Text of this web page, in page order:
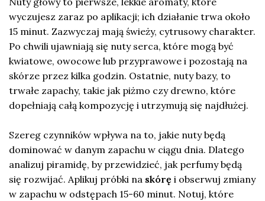
wyczujesz zaraz po aplikacji; ich działanie trwa około
15 minut. Zazwyczaj mają świeży, cytrusowy charakter.
Po chwili ujawniają się nuty serca, które mogą być
kwiatowe, owocowe lub przyprawowe i pozostają na
skórze przez kilka godzin. Ostatnie, nuty bazy, to
trwałe zapachy, takie jak piżmo czy drewno, które
dopełniają całą kompozycję i utrzymują się najdłużej.
Szereg czynników wpływa na to, jakie nuty będą
dominować w danym zapachu w ciągu dnia. Dlatego
analizuj piramidę, by przewidzieć, jak perfumy będą
się rozwijać. Aplikuj próbki na skórę i obserwuj zmiany
w zapachu w odstępach 15-60 minut. Notuj, które